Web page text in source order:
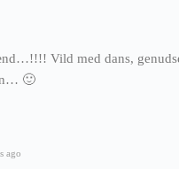
Vild med dans,
🙂
ago